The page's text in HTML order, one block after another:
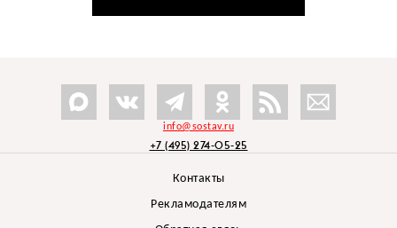
info@sostav.ru
+7 (495) 274-05-25
Контакты
Рекламодателям